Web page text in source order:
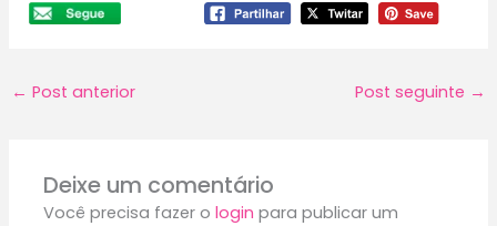
← Post anterior Post seguinte →
Deixe um comentário
Você precisa fazer ologin para publicar um